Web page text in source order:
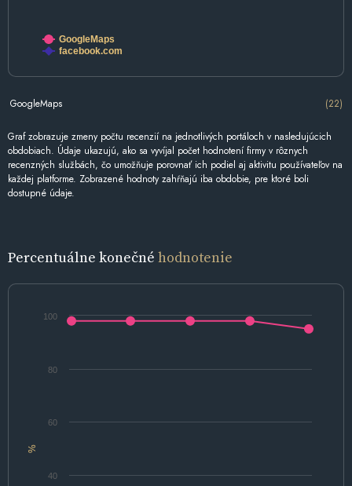
GoogleMaps
facebook.com
GoogleMaps (22)
Graf zobrazuje zmeny počtu recenzií na jednotlivých portáloch v nasledujúcich
obdobiach. Údaje ukazujú, ako sa vyvíjal počet hodnotení firmy v rôznych
recenzných službách, čo umožňuje porovnať ich podiel aj aktivitu používateľov na
každej platforme. Zobrazené hodnoty zahŕňajú iba obdobie, pre ktoré boli
dostupné údaje.
Percentuálne konečné hodnotenie
%
40
60
80
100